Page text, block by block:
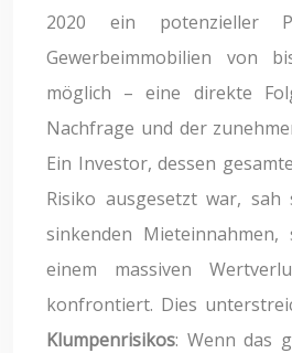
2020 ein potenzieller
Gewerbeimmobilien von
möglich – eine direkte
Nachfrage und der
Ein Investor, dessen
Risiko ausgesetzt war,
sinkenden
einem massiven
konfrontiert. Dies
Klumpenrisikos: Wenn das